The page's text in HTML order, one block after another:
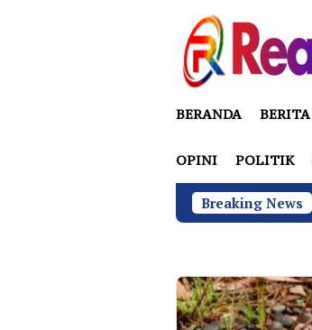
BERANDA BERITA
OPINI POLITIK
Breaking News